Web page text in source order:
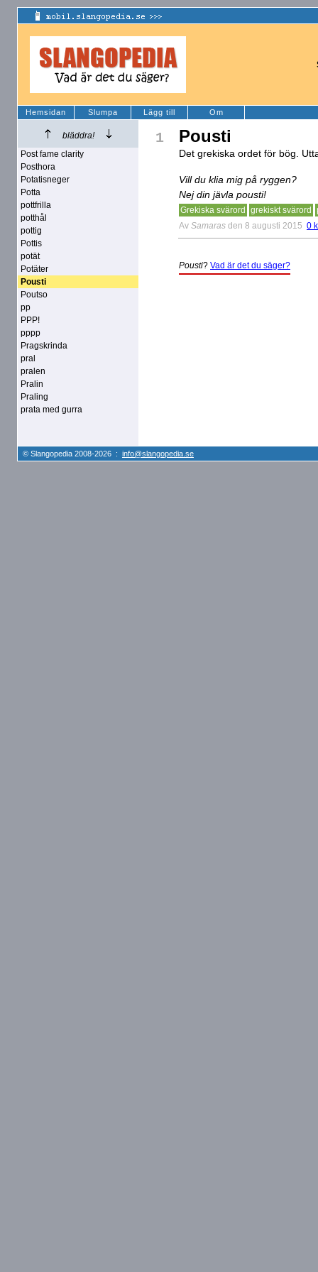
Hemsidan Slumpa Lägg till Om
bläddra!
Post fame clarity
Posthora
Potatisneger
Potta
pottfrilla
potthål
pottig
Pottis
potät
Potäter
Pousti
Poutso
pp
PPP!
pppp
Pragskrinda
pral
pralen
Pralin
Praling
prata med gurra
1 Pousti
Det grekiska ordet för bög.
Vill du klia mig på ryggen?
Nej din jävla pousti!
Grekiska svärord grekiskt svärord
Av Samaras den 8 augusti 2015 0
Pousti? Vad är det du säger?
© Slangopedia 2008-2026 : info@slangopedia.se